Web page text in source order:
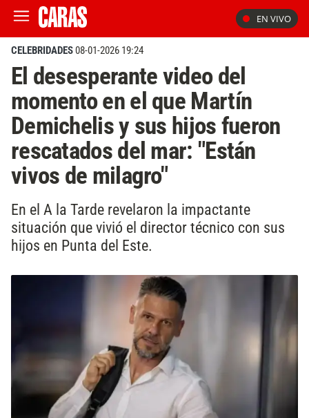
EN VIVO
CELEBRIDADES08-01-2026 19:24
El desesperante video del
momento en el que Martín
Demichelis y sus hijos fueron
rescatados del mar: "Están
vivos de milagro"
En el A la Tarde revelaron la impactante
situación que vivió el director técnico con sus
hijos en Punta del Este.